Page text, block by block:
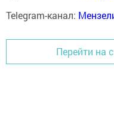
Telegram-канал:
Перейти на